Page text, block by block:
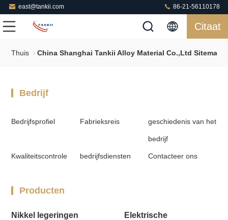
east@tankii.com 86-21-56110178
Citaat
Thuis China Shanghai Tankii Alloy Material Co.,Ltd Sitemap
Bedrijf
Bedrijfsprofiel Fabrieksreis geschiedenis van het
bedrijf
Kwaliteitscontrole bedrijfsdiensten Contacteer ons
Producten
Nikkel legeringen
Elektrische